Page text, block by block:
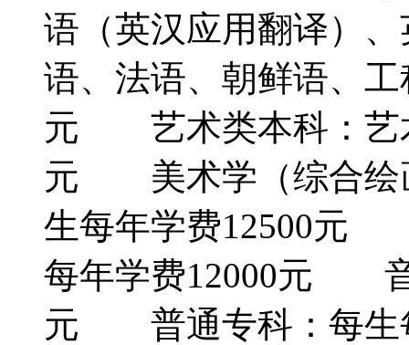
语（英汉应用翻译）
语、法语、朝鲜语、
元 艺术类本科：艺
元 美术学（综合绘
生每年学费12500元
每年学费12000元 音
元 普通专科：每生